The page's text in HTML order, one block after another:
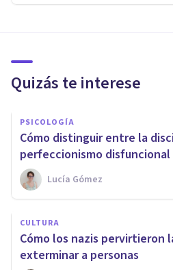
Quizás te interese
PSICOLOGÍA
Cómo distinguir entre la
perfeccionismo disfuncional
Lucía Gómez
CULTURA
Cómo los nazis pervirtieron
exterminar a personas